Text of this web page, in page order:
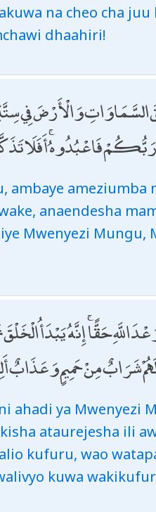
na cheo cha juu
dhaahiri!
وَالْأَرْضَ فِي سِتَّةِ
رَبُّكُمْ فَاعْبُدُوهُ ۚ أَفَلَا
ambaye
anaendesha
Mwenyezi Mungu,
حَقًّا ۚ إِنَّهُ يَبْدَأُ
شَرَابٌ مِنْ حَمِيمٍ وَعَذَابٌ
ahadi ya Mwenyezi
ataurejesha ili
kufuru, wao
kuwa